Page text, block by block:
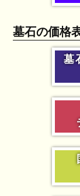
墓石の価格
墓